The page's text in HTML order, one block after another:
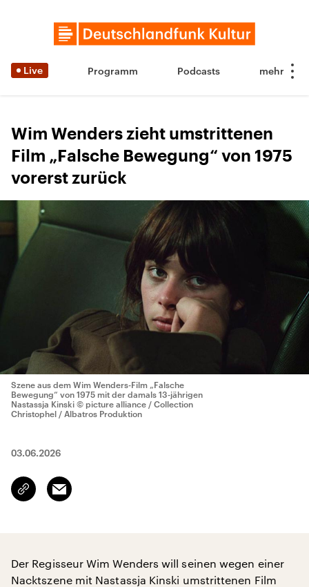
Live Programm Podcasts
Wim Wenders zieht umstrittenen
Film „Falsche Bewegung“ von 1975
vorerst zurück
Szene aus dem Wim Wenders-Film „Falsche
Bewegung“ von 1975 mit der damals 13-jährigen
Nastassja Kinski © picture alliance / Collection
Christophel / Albatros Produktion
03.06.2026
Link
kopieren/teilen
Email
Der Regisseur Wim Wenders will seinen wegen einer
Nacktszene mit Nastassja Kinski umstrittenen Film